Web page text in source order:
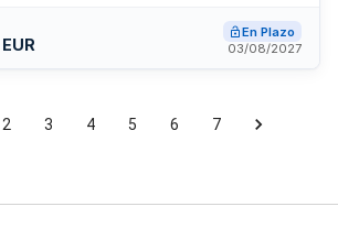
a la administración local disponer de
para la adquisición ágil de
de un acuerdo marco abierto que
dinámica según las necesidades
En Plazo
03/08/2027
2 3 4 5 6 7